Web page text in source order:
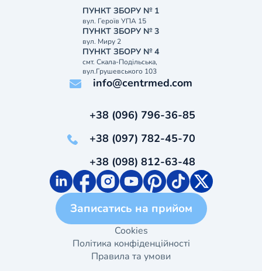
ПУНКТ ЗБОРУ № 1
вул. Героїв УПА 15
ПУНКТ ЗБОРУ № 3
вул. Миру 2
ПУНКТ ЗБОРУ № 4
смт. Скала-Подільська,
вул.Грушевського 103
info@centrmed.com
+38 (096) 796-36-85
+38 (097) 782-45-70
+38 (098) 812-63-48
Записатись на прийом
Cookies
Політика конфіденційності
Правила та умови